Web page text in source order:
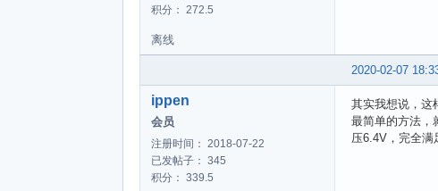
积分： 272.5
离线
2020-02-07
ippen
会员
注册时间： 2018-07-22
已发帖子： 345
积分： 339.5
其实我想说，这
最简单的方法，
压6.4V，完全满